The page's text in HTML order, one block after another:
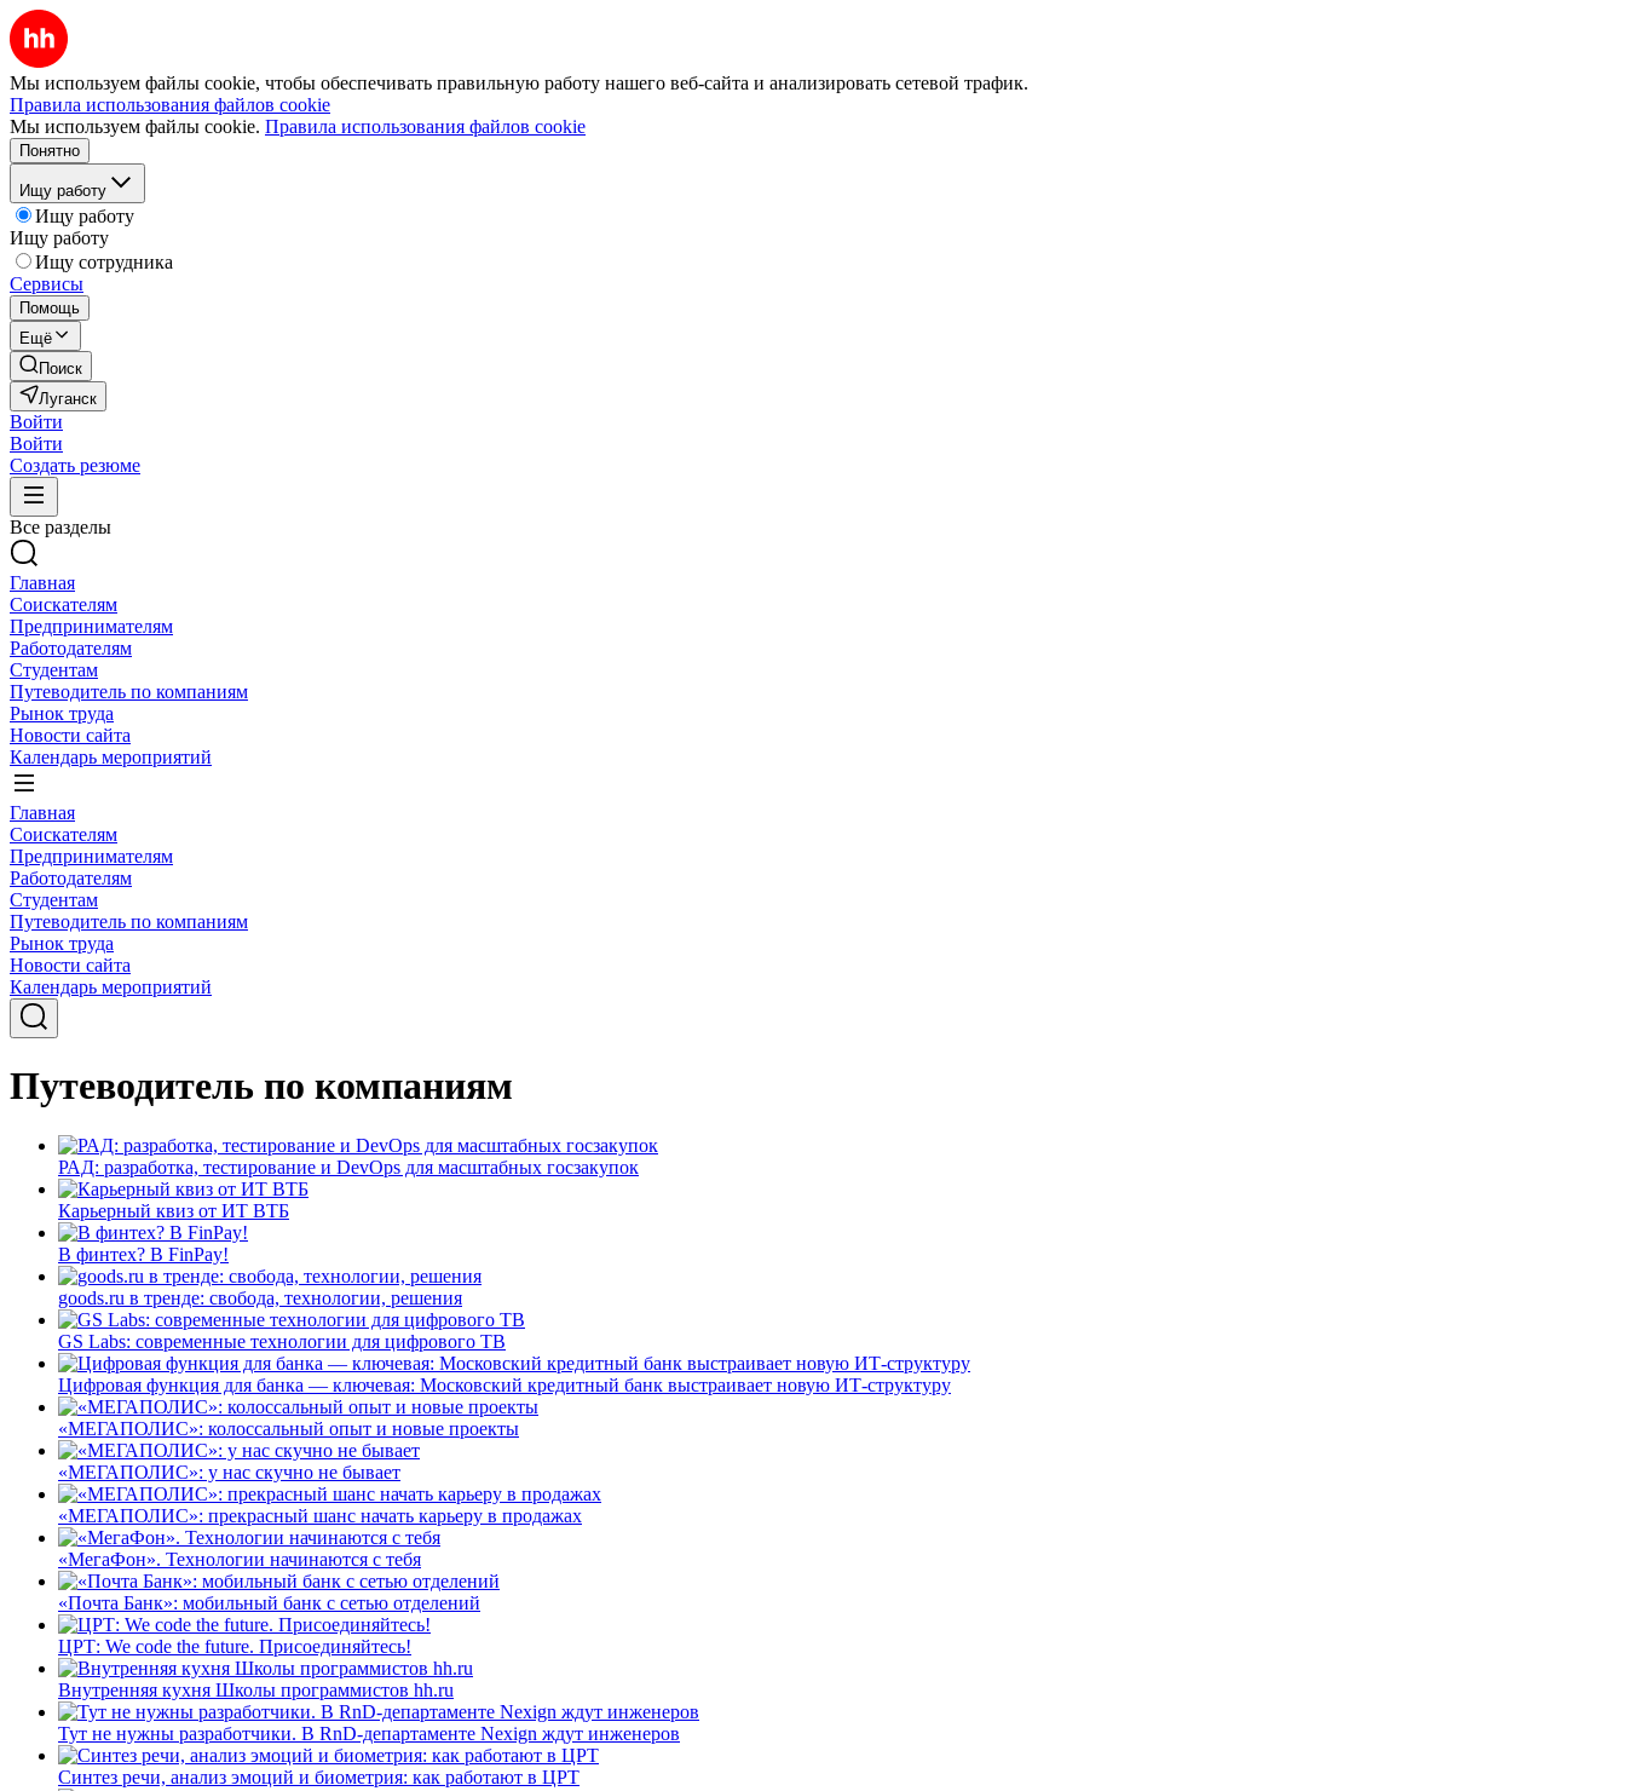
Мы используем файлы cookie, чтобы обеспечивать правильную работу нашего веб-сайта и анализировать сетевой трафик.
Правила использования файлов cookie
Мы используем файлы cookie. Правила использования файлов cookie
Понятно
Ищу работу
Ищу работу
Ищу работу
Ищу сотрудника
Сервисы
Помощь
Ещё
Поиск
Луганск
Войти
Войти
Создать резюме
Все разделы
Главная
Соискателям
Предпринимателям
Работодателям
Студентам
Путеводитель по компаниям
Рынок труда
Новости сайта
Календарь мероприятий
Главная
Соискателям
Предпринимателям
Работодателям
Студентам
Путеводитель по компаниям
Рынок труда
Новости сайта
Календарь мероприятий
Путеводитель по компаниям
РАД: разработка, тестирование и DevOps для масштабных госзакупок
Карьерный квиз от ИТ ВТБ
В финтех? В FinPay!
goods.ru в тренде: свобода, технологии, решения
GS Labs: современные технологии для цифрового ТВ
Цифровая функция для банка — ключевая: Московский кредитный банк выстраивает новую ИТ-структуру
«МЕГАПОЛИС»: колоссальный опыт и новые проекты
«МЕГАПОЛИС»: у нас скучно не бывает
«МЕГАПОЛИС»: прекрасный шанс начать карьеру в продажах
«МегаФон». Технологии начинаются с тебя
«Почта Банк»: мобильный банк с сетью отделений
ЦРТ: We code the future. Присоединяйтесь!
Внутренняя кухня Школы программистов hh.ru
Тут не нужны разработчики. В RnD-департаменте Nexign ждут инженеров
Синтез речи, анализ эмоций и биометрия: как работают в ЦРТ